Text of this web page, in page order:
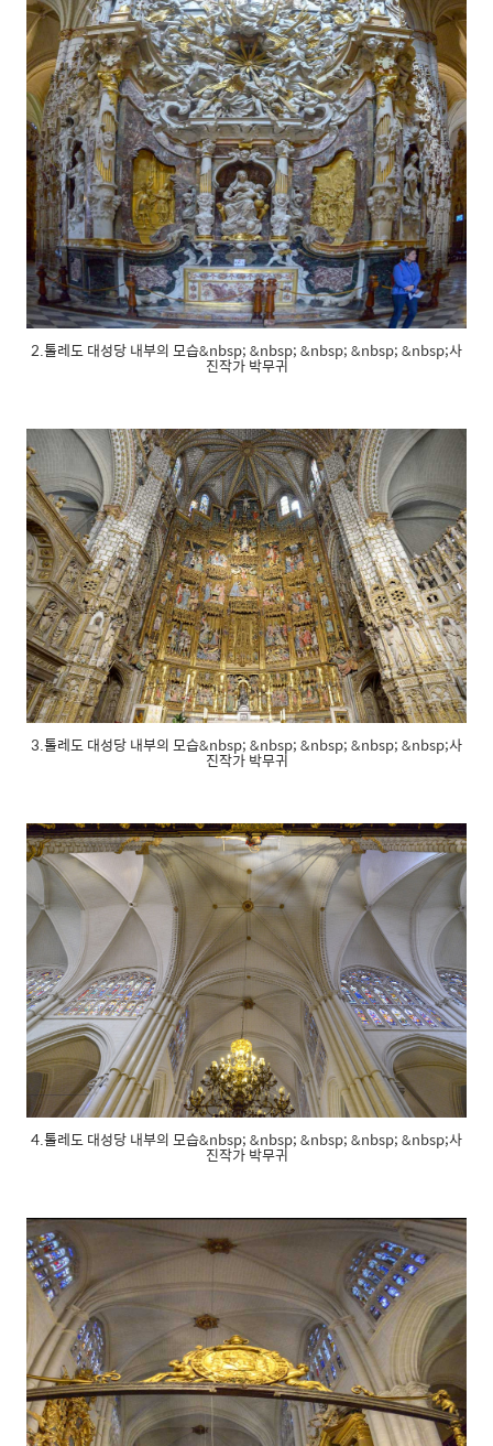
2.톨레도 대성당 내부의 모습&nbsp; &nbsp; &nbsp; &nbsp; &nbsp;사
진작가 박무귀
3.톨레도 대성당 내부의 모습&nbsp; &nbsp; &nbsp; &nbsp; &nbsp;사
진작가 박무귀
4.톨레도 대성당 내부의 모습&nbsp; &nbsp; &nbsp; &nbsp; &nbsp;사
진작가 박무귀